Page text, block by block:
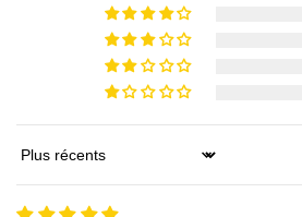
Sort by
articles précédemment enregistrés.